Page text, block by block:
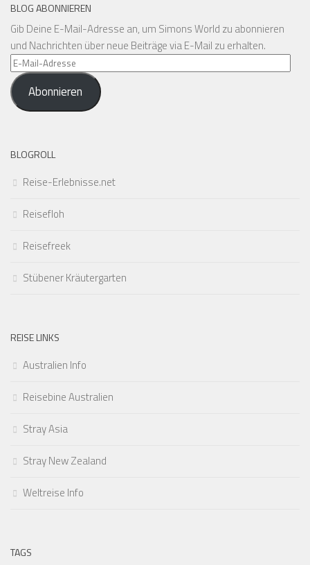
BLOG ABONNIEREN
Gib Deine E-Mail-Adresse an, um Simons World zu abonnieren
und Nachrichten über neue Beiträge via E-Mail zu erhalten.
E-
Mail-
AdresseAbonnieren
BLOGROLL
Reise-Erlebnisse.net
Reisefloh
Reisefreek
Stübener Kräutergarten
REISE LINKS
Australien Info
Reisebine Australien
Stray Asia
Stray New Zealand
Weltreise Info
TAGS